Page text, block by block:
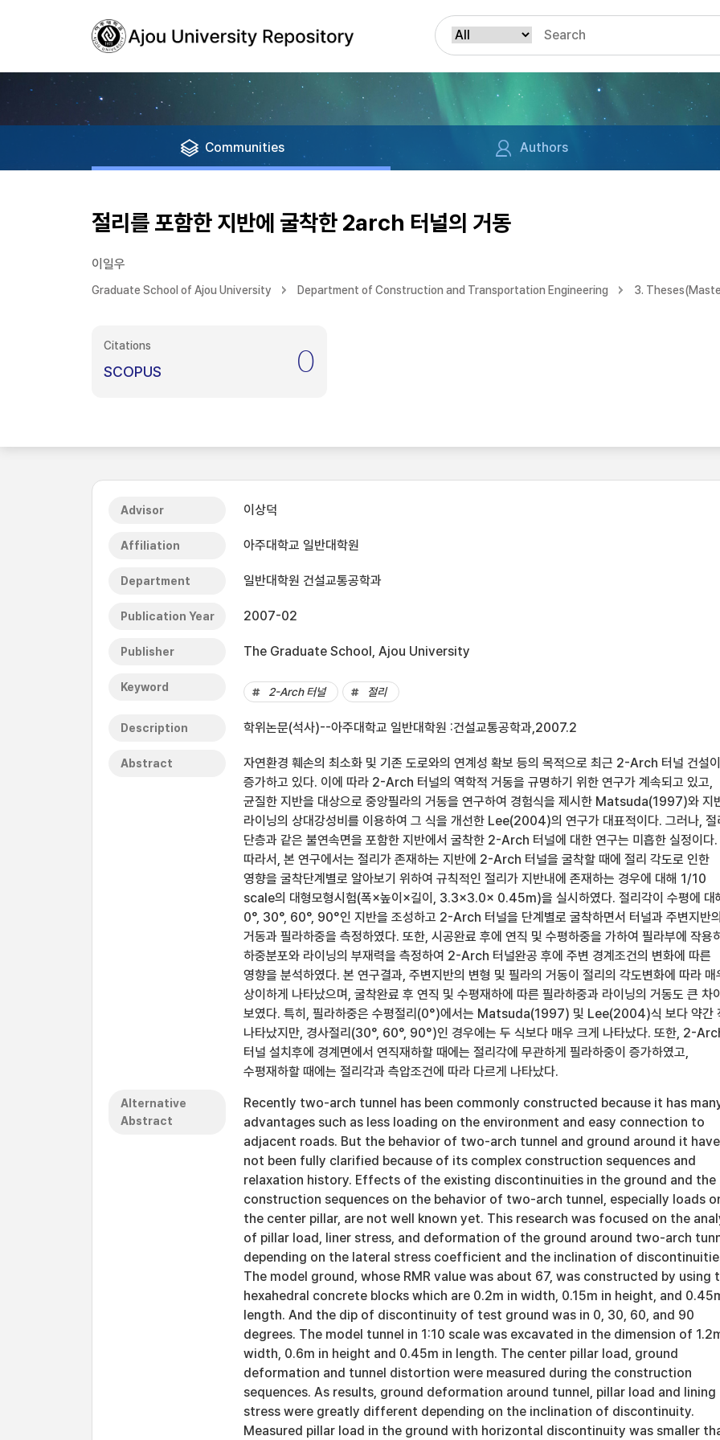
Communities Authors
절리를 포함한 지반에 굴착한 2arch 터널의 거동
이일우
Graduate School of Ajou University Department of Construction and Transportation Engineering 3.
Citations
SCOPUS 0
Advisor 이상덕
Affiliation 아주대학교 일반대학원
Department 일반대학원 건설교통공학과
Publication Year 2007-02
Publisher The Graduate School, Ajou University
Keyword 2-Arch 터널 절리
Description 학위논문(석사)--아주대학교 일반대학원 :건설교통공학과,2007.2
Abstract
자연환경 훼손의 최소화 및 기존 도로와의 연계성 확보 등의 목적으로 최근 2-Arch 터널 건설이
증가하고 있다. 이에 따라 2-Arch 터널의 역학적 거동을 규명하기 위한 연구가 계속되고 있고,
균질한 지반을 대상으로 중앙필라의 거동을 연구하여 경험식을 제시한 Matsuda(1997)와 지
라이닝의 상대강성비를 이용하여 그 식을 개선한 Lee(2004)의 연구가 대표적이다. 그러나, 절
단층과 같은 불연속면을 포함한 지반에서 굴착한 2-Arch 터널에 대한 연구는 미흡한 실정이다.
따라서, 본 연구에서는 절리가 존재하는 지반에 2-Arch 터널을 굴착할 때에 절리 각도로 인한
영향을 굴착단계별로 알아보기 위하여 규칙적인 절리가 지반내에 존재하는 경우에 대해 1/10
scale의 대형모형시험(폭×높이×길이, 3.3×3.0× 0.45m)을 실시하였다. 절리각이 수평에 대
0°, 30°, 60°, 90°인 지반을 조성하고 2-Arch 터널을 단계별로 굴착하면서 터널과 주변지반의
거동과 필라하중을 측정하였다. 또한, 시공완료 후에 연직 및 수평하중을 가하여 필라부에 작용
하중분포와 라이닝의 부재력을 측정하여 2-Arch 터널완공 후에 주변 경계조건의 변화에 따른
영향을 분석하였다. 본 연구결과, 주변지반의 변형 및 필라의 거동이 절리의 각도변화에 따라 매
상이하게 나타났으며, 굴착완료 후 연직 및 수평재하에 따른 필라하중과 라이닝의 거동도 큰 차
보였다. 특히, 필라하중은 수평절리(0°)에서는 Matsuda(1997) 및 Lee(2004)식 보다 약간
나타났지만, 경사절리(30°, 60°, 90°)인 경우에는 두 식보다 매우 크게 나타났다. 또한, 2-
터널 설치후에 경계면에서 연직재하할 때에는 절리각에 무관하게 필라하중이 증가하였고,
수평재하할 때에는 절리각과 측압조건에 따라 다르게 나타났다.
Alternative
Abstract
Recently two-arch tunnel has been commonly constructed because it has
advantages such as less loading on the environment and easy connection to
adjacent roads. But the behavior of two-arch tunnel and ground around it have
not been fully clarified because of its complex construction sequences and
relaxation history. Effects of the existing discontinuities in the ground and the
construction sequences on the behavior of two-arch tunnel, especially loads
the center pillar, are not well known yet. This research was focused on the
of pillar load, liner stress, and deformation of the ground around two-arch
depending on the lateral stress coefficient and the inclination of
The model ground, whose RMR value was about 67, was constructed by using
hexahedral concrete blocks which are 0.2m in width, 0.15m in height, and
length. And the dip of discontinuity of test ground was in 0, 30, 60, and 90
degrees. The model tunnel in 1:10 scale was excavated in the dimension of
width, 0.6m in height and 0.45m in length. The center pillar load, ground
deformation and tunnel distortion were measured during the construction
sequences. As results, ground deformation around tunnel, pillar load and lining
stress were greatly different depending on the inclination of discontinuity.
Measured pillar load in the ground with horizontal discontinuity was smaller